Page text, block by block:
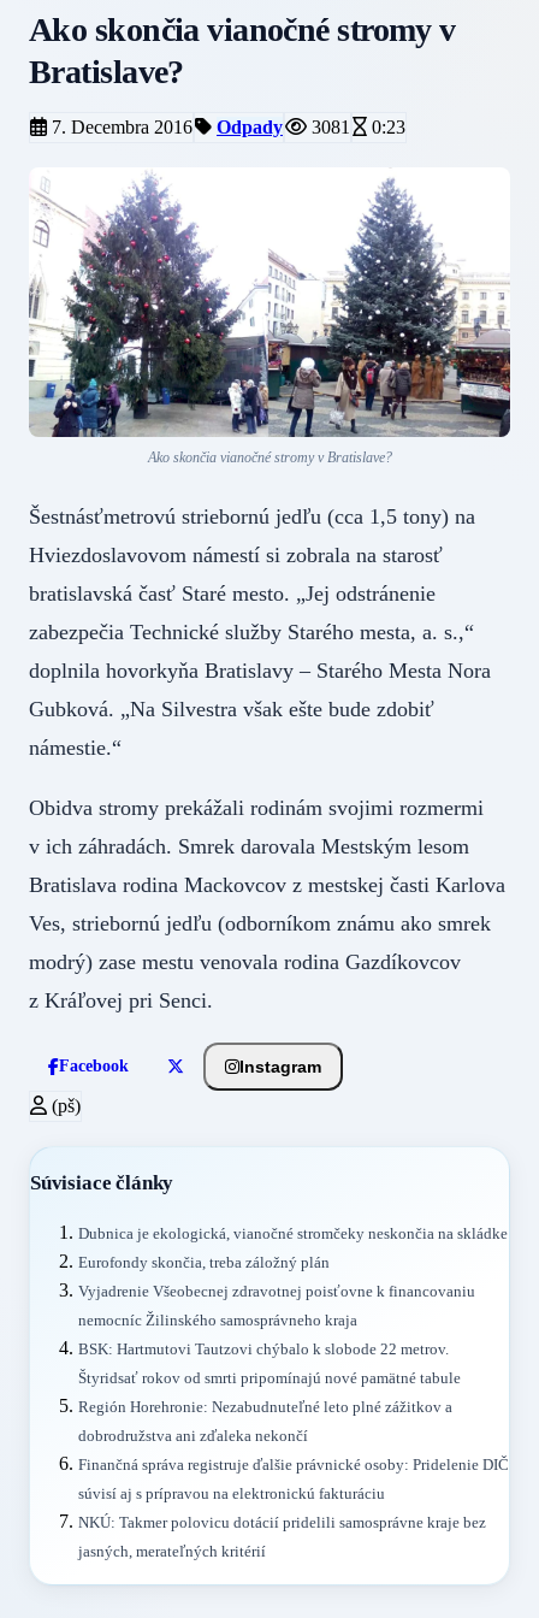
Ako skončia vianočné stromy v
Bratislave?
7. Decembra 2016 Odpady 3081 0:23
Ako skončia vianočné stromy v Bratislave?
Šestnásťmetrovú striebornú jedľu (cca 1,5 tony) na
Hviezdoslavovom námestí si zobrala na starosť
bratislavská časť Staré mesto. „Jej odstránenie
zabezpečia Technické služby Starého mesta, a. s.,“
doplnila hovorkyňa Bratislavy – Starého Mesta Nora
Gubková. „Na Silvestra však ešte bude zdobiť
námestie.“
Obidva stromy prekážali rodinám svojimi rozmermi
v ich záhradách. Smrek darovala Mestským lesom
Bratislava rodina Mackovcov z mestskej časti Karlova
Ves, striebornú jedľu (odborníkom známu ako smrek
modrý) zase mestu venovala rodina Gazdíkovcov
z Kráľovej pri Senci.
Facebook Instagram
(pš)
Súvisiace články
Dubnica je ekologická, vianočné stromčeky neskončia na skládke
Eurofondy skončia, treba záložný plán
Vyjadrenie Všeobecnej zdravotnej poisťovne k financovaniu
nemocníc Žilinského samosprávneho kraja
BSK: Hartmutovi Tautzovi chýbalo k slobode 22 metrov.
Štyridsať rokov od smrti pripomínajú nové pamätné tabule
Región Horehronie: Nezabudnuteľné leto plné zážitkov a
dobrodružstva ani zďaleka nekončí
Finančná správa registruje ďalšie právnické osoby: Pridelenie DIČ
súvisí aj s prípravou na elektronickú fakturáciu
NKÚ: Takmer polovicu dotácií pridelili samosprávne kraje bez
jasných, merateľných kritérií